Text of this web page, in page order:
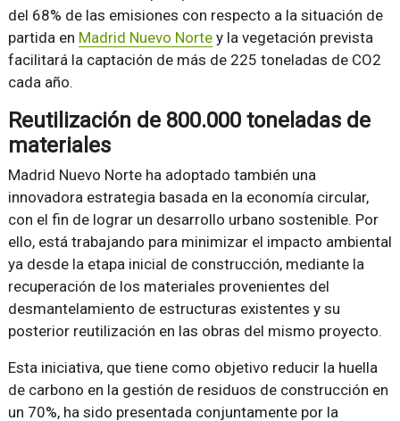
del 68% de las emisiones con respecto a la situación de
partida en Madrid Nuevo Nortey la vegetación prevista
facilitará la captación de más de 225 toneladas de CO2
cada año.
Reutilización de 800.000 toneladas de
materiales
Madrid Nuevo Norte ha adoptado también una
innovadora estrategia basada en la economía circular,
con el fin de lograr un desarrollo urbano sostenible. Por
ello, está trabajando para minimizar el impacto ambiental
ya desde la etapa inicial de construcción, mediante la
recuperación de los materiales provenientes del
desmantelamiento de estructuras existentes y su
posterior reutilización en las obras del mismo proyecto.
Esta iniciativa, que tiene como objetivo reducir la huella
de carbono en la gestión de residuos de construcción en
un 70%, ha sido presentada conjuntamente por la